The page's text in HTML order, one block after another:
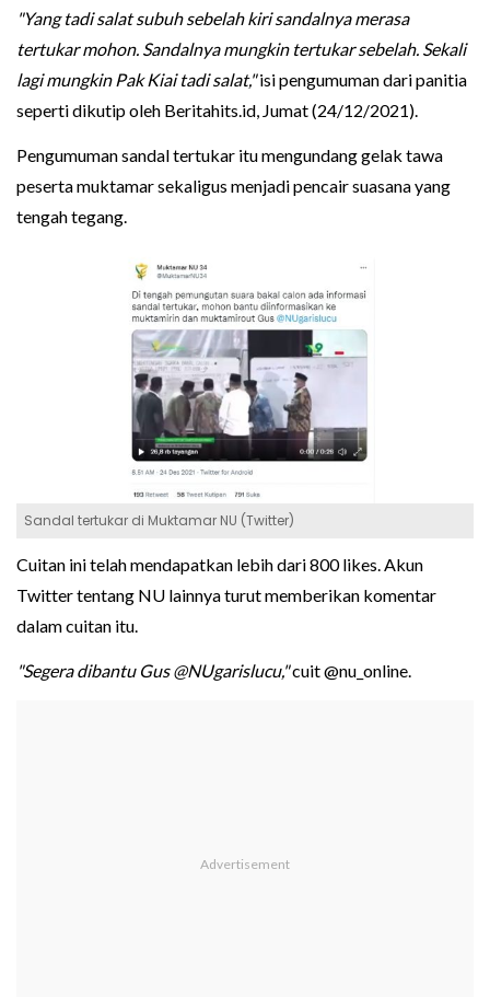
"Yang tadi salat subuh sebelah kiri sandalnya merasa
tertukar mohon. Sandalnya mungkin tertukar sebelah. Sekali
lagi mungkin Pak Kiai tadi salat,"isi pengumuman dari panitia
seperti dikutip oleh Beritahits.id, Jumat (24/12/2021).
Pengumuman sandal tertukar itu mengundang gelak tawa
peserta muktamar sekaligus menjadi pencair suasana yang
tengah tegang.
Sandal tertukar di Muktamar NU (Twitter)
Cuitan ini telah mendapatkan lebih dari 800 likes. Akun
Twitter tentang NU lainnya turut memberikan komentar
dalam cuitan itu.
"Segera dibantu Gus @NUgarislucu,"cuit @nu_online.